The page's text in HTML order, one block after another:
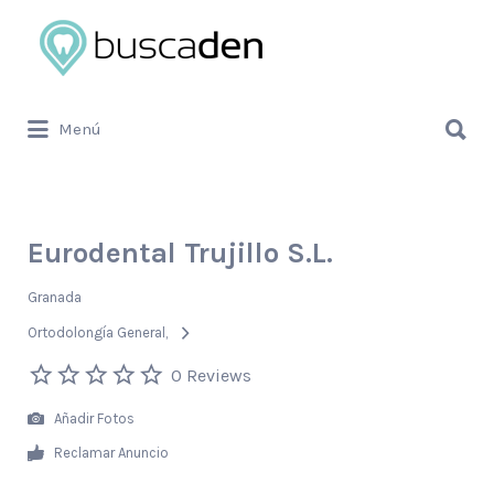
Buscar
por:
Menú
por:
Eurodental Trujillo S.L.
Granada
Ortodolongía General
0 Reviews
Añadir Fotos
Reclamar Anuncio